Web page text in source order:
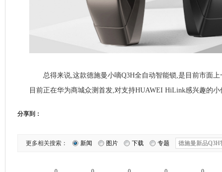
总得来说,这款德施曼小嘀Q3H全自动智能锁,是目前市面上
目前正在华为商城众测首发,对支持HUAWEI HiLink感兴趣的
分享到：
更多相关搜索： 新闻 图片 下载 专题